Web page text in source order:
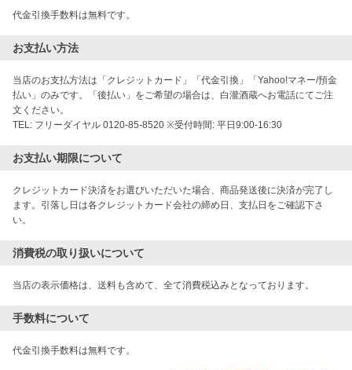
代金引換手数料は無料です。
お支払い方法
当店のお支払方法は「クレジットカード」「代金引換」「Yahoo!マネー/預金
払い」のみです。「後払い」をご希望の場合は、白瀧酒蔵へお電話にてご注
文ください。
お支払い期限について
クレジットカード決済をお選びいただいた場合、商品発送後に決済が完了し
ます。引落し日は各クレジットカード会社の締め日、支払日をご確認下さ
い。
消費税の取り扱いについて
当店の表示価格は、送料も含めて、全て消費税込みとなっております。
手数料について
代金引換手数料は無料です。